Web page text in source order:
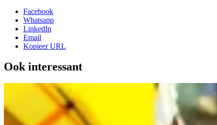
Facebook
Whatsapp
LinkedIn
Email
Kopieer URL
Ook interessant